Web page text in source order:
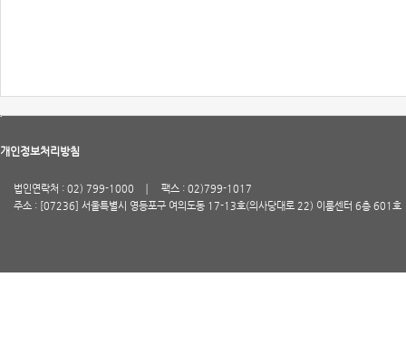
개인정보처리방침
법인연락처 : 02) 799-1000
팩스 : 02)799-1017
주소 : [07236] 서울특별시 영등포구 여의도동 17-13호(의사당대로 22) 이룸센터 6층 601호